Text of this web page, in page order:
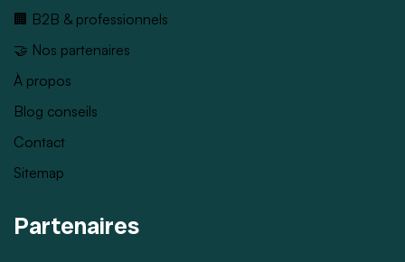
🏢 B2B & professionnels
🤝 Nos partenaires
À propos
Blog conseils
Contact
Sitemap
Partenaires